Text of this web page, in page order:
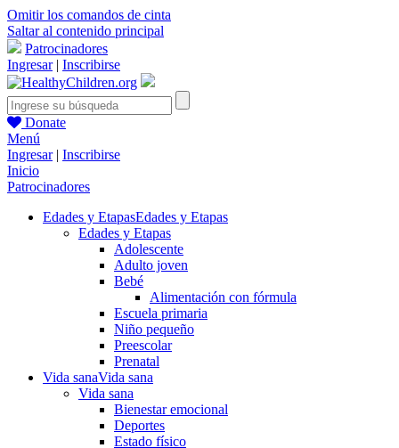
Omitir los comandos de cinta
Saltar al contenido principal
Patrocinadores
Ingresar| Inscribirse
Donate
Menú
Ingresar| Inscribirse
Inicio
Patrocinadores
Edades y EtapasEdades y Etapas
Edades y Etapas
Adolescente
Adulto joven
Bebé
Alimentación con fórmula
Escuela primaria
Niño pequeño
Preescolar
Prenatal
Vida sanaVida sana
Vida sana
Bienestar emocional
Deportes
Estado físico